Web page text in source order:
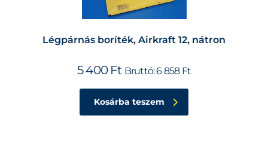
Légpárnás boríték, Airkraft 12, nátron
5 400 Ft Bruttó:6 858 Ft
Kosárba teszem